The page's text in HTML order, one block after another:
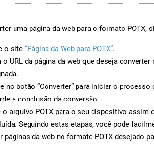
uma página da web para o formato POTX,
o site “Página da Web para POTX”.
o URL da página da web que deseja converter
no botão “Converter” para iniciar o processo
a conclusão da conversão.
o arquivo POTX para o seu dispositivo assim
Seguindo estas etapas, você pode
páginas da web no formato POTX desejado